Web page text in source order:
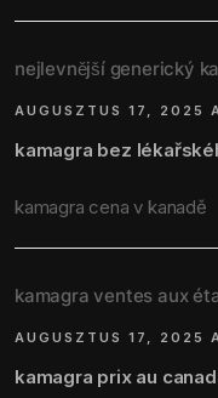
nejlevnější generický
AUGUSZTUS 17, 2025
kamagra bez
kamagra cena v kanadě
kamagra ventes aux
AUGUSZTUS 17, 2025
kamagra prix au